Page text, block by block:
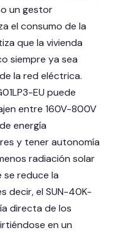
un gestor
el consumo de la
que la vivienda
siempre ya sea
la red eléctrica.
EU puede
entre 160V-800V
energía
y tener autonomía
radiación solar
reduce la
decir, el SUN-40K-
directa de los
en un